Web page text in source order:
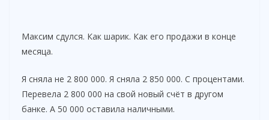
Максим сдулся. Как шарик. Как его продажи в конце
месяца.
Я сняла не 2 800 000. Я сняла 2 850 000. С процентами.
Перевела 2 800 000 на свой новый счёт в другом
банке. А 50 000 оставила наличными.